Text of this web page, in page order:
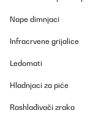
Nape dimnjaci
Infracrvene grijalice
Ledomati
Hladnjaci za piće
Rashlađivači zraka